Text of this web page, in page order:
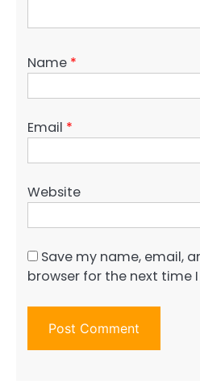
Name *
Email *
Website
Save my name, email,
browser for the next time